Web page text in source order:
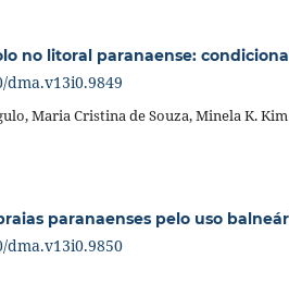
no litoral paranaense:
dma.v13i0.9849
Maria Cristina de Souza, Minela K. Kim
paranaenses pelo uso
dma.v13i0.9850